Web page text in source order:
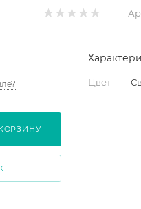
Цвет —